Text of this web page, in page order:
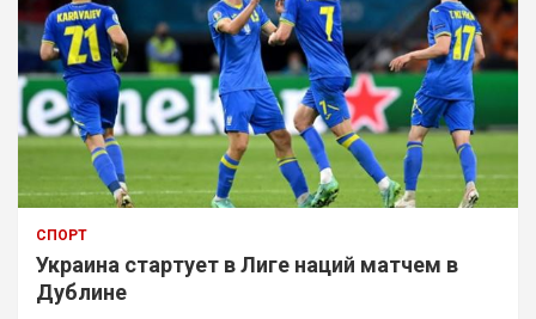
СПОРТ
Украина стартует в Лиге наций матчем в
Дублине